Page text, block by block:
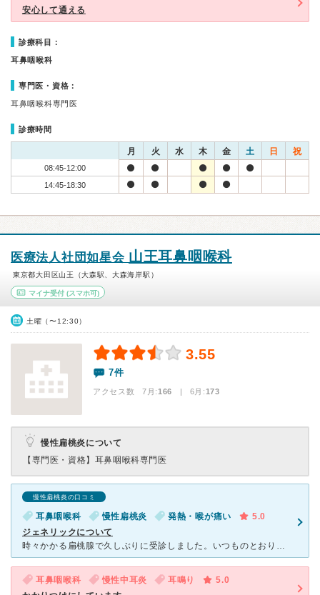
安心して通える
診療科目：
耳鼻咽喉科
専門医・資格：
耳鼻咽喉科専門医
診療時間
月 火 水 木 金 土 日 祝
08:45-12:00
14:45-18:30
医療法人社団如星会 山王耳鼻咽喉科
東京都大田区山王（大森駅、大森海岸駅）
マイナ受付 (スマホ可)
土曜（〜12:30）
3.55
7件
アクセス数 7月:166 | 6月:173
慢性扁桃炎について
【専門医・資格】 耳鼻咽喉科専門医
慢性扁桃炎の口コミ
耳鼻咽喉科 慢性扁桃炎 発熱・喉が痛い
5.0
ジェネリックについて
時々かかる扁桃腺で久しぶりに受診しました。いつものとおり、先生の説明は丁寧で、ご自身の手術の経験も豊富なのでしょう、私のような繰り返す扁桃腺炎の手術の適応などを 解りやすく説明してくれました。さて、皆
耳鼻咽喉科 慢性中耳炎 耳鳴り
5.0